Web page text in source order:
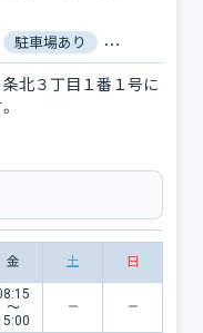
駐車場あり バリアフリー
北３丁目１番１号に
金 土 日
〜